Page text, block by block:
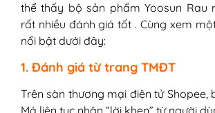
thể thấy bộ sản phẩm Yoosun Rau
rất nhiều đánh giá tốt . Cùng xem
nổi bật dưới đây:
1. Đánh giá từ trang TMĐT
Trên sàn thương mại điện tử Shopee,